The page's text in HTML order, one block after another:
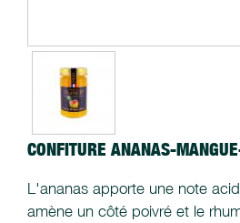
CONFITURE ANANAS-
L'ananas apporte une note
amène un côté poivré et le